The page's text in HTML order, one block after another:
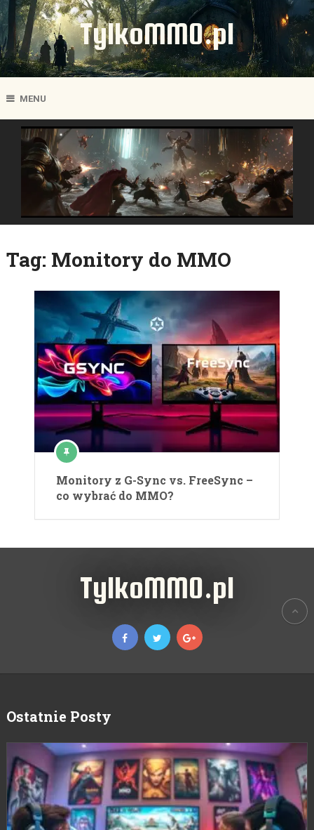
TylkoMMO.pl
MENU
Tag: Monitory do MMO
Monitory z G-Sync vs. FreeSync –
co wybrać do MMO?
TylkoMMO.pl
Ostatnie Posty